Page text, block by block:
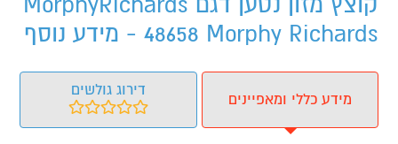
48658 Morphy Richards - מידע נוסף
מידע כללי ומאפיינים
דירוג גולשים